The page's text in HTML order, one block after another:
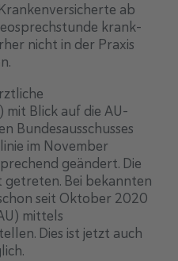
ab
krank­
nicht in der Praxis
mit Blick auf die AU-
Bundesausschusses
im November
geändert. Die
getreten. Bei bekannten
seit Oktober 2020
mittels
Dies ist jetzt auch